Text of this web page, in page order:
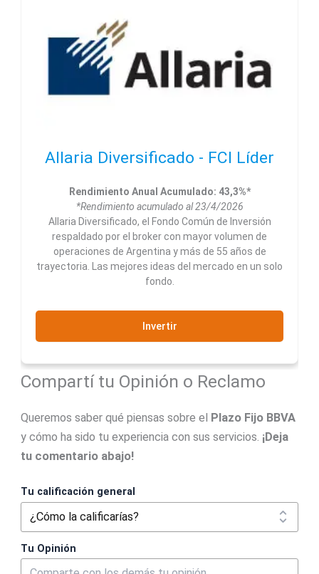
Allaria Diversificado - FCI Líder
Rendimiento Anual Acumulado: 43,3%*
*Rendimiento acumulado al 23/4/2026
Allaria Diversificado, el Fondo Común de Inversión
respaldado por el broker con mayor volumen de
operaciones de Argentina y más de 55 años de
trayectoria. Las mejores ideas del mercado en un solo
fondo.
Invertir
Compartí tu Opinión o Reclamo
Queremos saber qué piensas sobre el Plazo Fijo BBVA
y cómo ha sido tu experiencia con sus servicios. ¡Deja
tu comentario abajo!
Tu calificación general
Tu Opinión